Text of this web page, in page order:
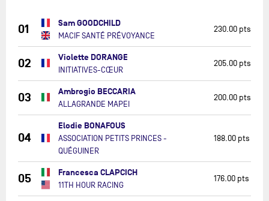
01 Sam GOODCHILD
MACIF SANTÉ PRÉVOYANCE
230.00 pts
02 Violette DORANGE
INITIATIVES-CŒUR
205.00 pts
03 Ambrogio BECCARIA
ALLAGRANDE MAPEI
200.00 pts
04
Elodie BONAFOUS
ASSOCIATION PETITS PRINCES -
QUÉGUINER
188.00 pts
05 Francesca CLAPCICH
11TH HOUR RACING
176.00 pts